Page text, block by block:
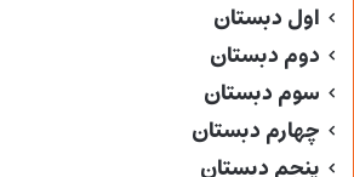
اول دبستان
دوم دبستان
سوم دبستان
چهارم دبستان
پنجم دبستان